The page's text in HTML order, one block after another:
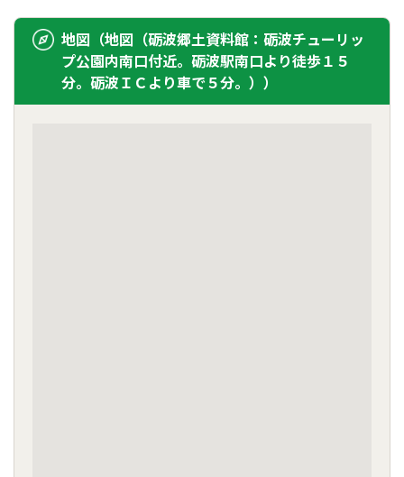
地図（地図（砺波郷土資料館：砺波チューリッ
プ公園内南口付近。砺波駅南口より徒歩１５
分。砺波ＩＣより車で５分。））